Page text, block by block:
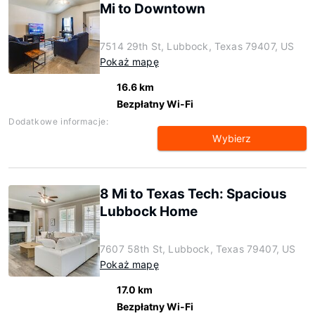
Mi to Downtown
7514 29th St, Lubbock, Texas 79407, US
Pokaż mapę
16.6 km
Bezpłatny Wi-Fi
Dodatkowe informacje:
Wybierz
8 Mi to Texas Tech: Spacious
Lubbock Home
7607 58th St, Lubbock, Texas 79407, US
Pokaż mapę
17.0 km
Bezpłatny Wi-Fi